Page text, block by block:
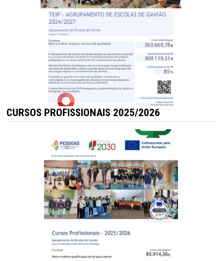
CURSOS PROFISSIONAIS 2025/2026